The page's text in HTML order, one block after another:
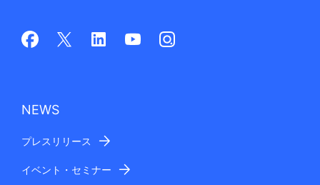
NEWS
プレスリリース
イベント・セミナー